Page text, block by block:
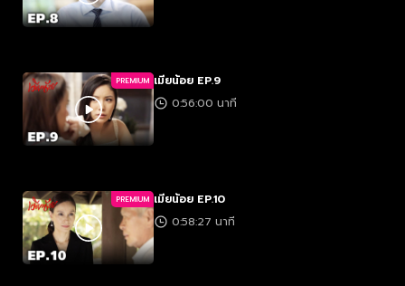
PREMIUM เมียน้อย EP.9
0:56:00 นาที
PREMIUM เมียน้อย EP.10
0:58:27 นาที